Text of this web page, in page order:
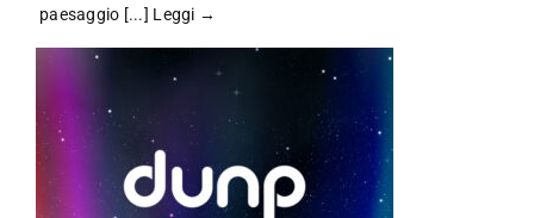
paesaggio [...] Leggi →